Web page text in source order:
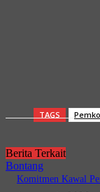
TAGS
Berita Terkait
Bontang
Komitmen Kawal